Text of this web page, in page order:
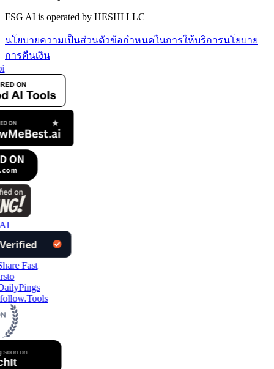
FSG AI is operated by HESHI LLC
นโยบายความเป็นส่วนตัวข้อกำหนดในการให้บริการนโยบาย
การคืนเงิน